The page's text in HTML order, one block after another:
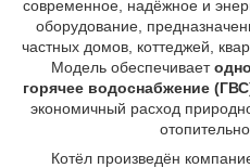
современное, надёжное и
оборудование,
частных домов, коттеджей,
Модель обеспечивает
горячее водоснабжение
экономичный расход
Котёл произведён